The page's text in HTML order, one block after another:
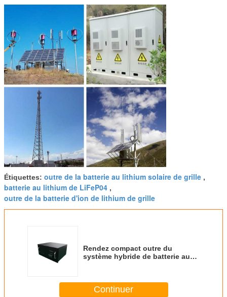
Étiquettes: outre de la batterie au lithium solaire de grille ,
batterie au lithium de LiFeP04 ,
outre de la batterie d'ion de lithium de grille
Rendez compact outre du
système hybride de batterie au
de grille
Continuer